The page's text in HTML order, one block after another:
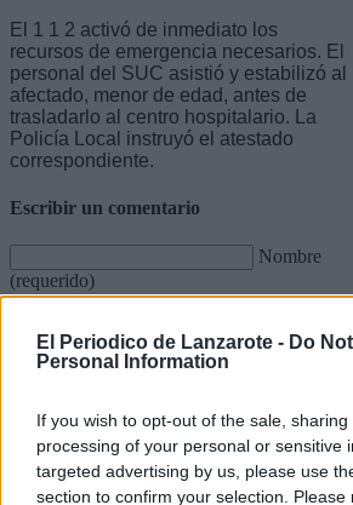
El Periodico de Lanzarote - Do
Personal Information
If you wish to opt-out of the sale,
processing of your personal or sensitive
targeted advertising by us, please use
section to confirm your selection.
El 1 1 2 activó de inmediato los
recursos de emergencia necesarios. El
personal del SUC asistió y estabilizó al
afectado, menor de edad, antes de
trasladarlo al centro hospitalario. La
Policía Local instruyó el atestado
correspondiente.
Escribir un comentario
Nombre
(requerido)